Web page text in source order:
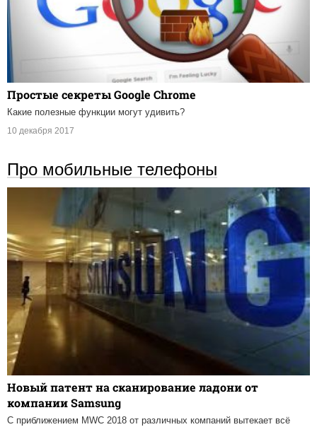
Простые секреты Google Chrome
Какие полезные функции могут удивить?
10 декабря 2017
Про мобильные телефоны
Новый патент на сканирование ладони от
компании Samsung
С приближением MWC 2018 от различных компаний вытекает всё